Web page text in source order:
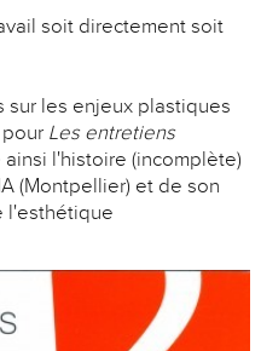
soit directement soit
sur les enjeux plastiques
Les entretiens
l'histoire (incomplète)
(Montpellier) et de son
l'esthétique